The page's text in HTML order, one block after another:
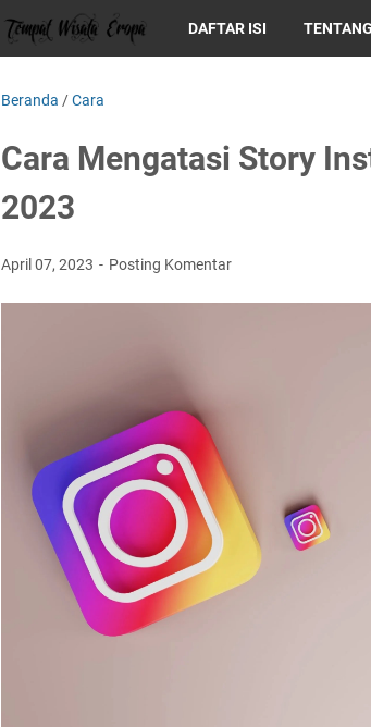
DAFTAR ISI
Beranda /Cara
Cara Mengatasi Story
2023
April 07, 2023 Posting Komentar